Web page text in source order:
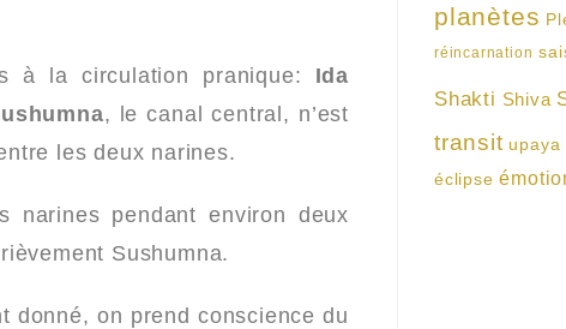
à la circulation pranique: Ida
, le canal central, n’est
les deux narines.
narines pendant environ deux
Sushumna.
donné, on prend conscience du
planètes
réincarnation
Shakti Shiva
transit upaya
éclipse